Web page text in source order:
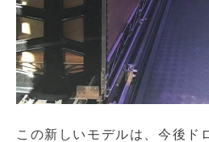
この新しいモデルは、今後ド